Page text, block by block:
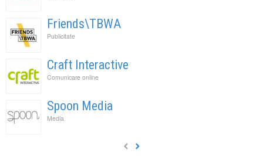
Friends\TBWA
Publicitate
Craft Interactive
Comunicare online
Spoon Media
Media